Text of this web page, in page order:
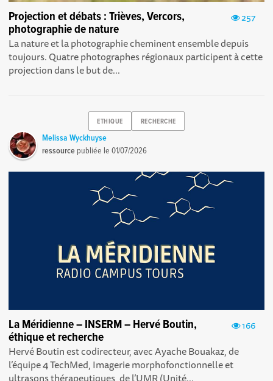
257
Projection et débats : Trièves, Vercors,
photographie de nature
La nature et la photographie cheminent ensemble depuis
toujours. Quatre photographes régionaux participent à cette
projection dans le but de...
ETHIQUE RECHERCHE
Melissa Wyckhuyse
ressource publiée le01/07/2026
166
La Méridienne – INSERM – Hervé Boutin,
éthique et recherche
Hervé Boutin est codirecteur, avec Ayache Bouakaz, de
l’équipe 4 TechMed, Imagerie morphofonctionnelle et